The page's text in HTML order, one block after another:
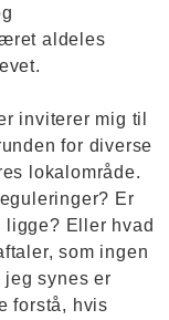
aldeles
inviterer mig til
for diverse
lokalområde.
Er
ligge? Eller hvad
som ingen
jeg synes er
forstå, hvis